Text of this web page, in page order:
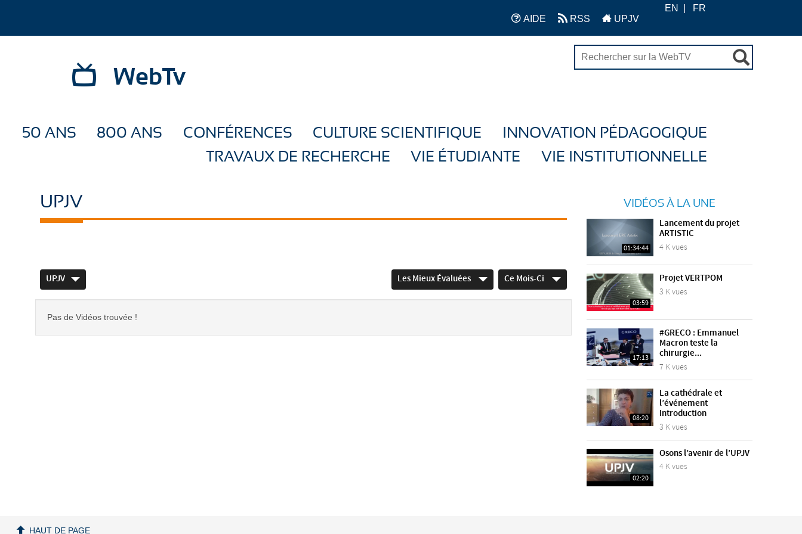
AIDE RSS UPJV
EN FR
WebTv
50 ANS 800 ANS CONFÉRENCES CULTURE SCIENTIFIQUE
INNOVATION PÉDAGOGIQUE
TRAVAUX DE RECHERCHE
VIE ÉTUDIANTE VIE INSTITUTIONNELLE
UPJV
UPJV Les Mieux Évaluées Ce Mois-Ci
Pas de Vidéos trouvée !
VIDÉOS À LA UNE
01:34:44
Lancement du projet
ARTISTIC
4 K vues
03:59
Projet VERTPOM
3 K vues
17:13
#GRECO : Emmanuel
Macron teste la
chirurgie...
7 K vues
08:20
La cathédrale et
l’événement
Introduction
3 K vues
02:20
Osons l’avenir de l’UPJV
4 K vues
HAUT DE PAGE